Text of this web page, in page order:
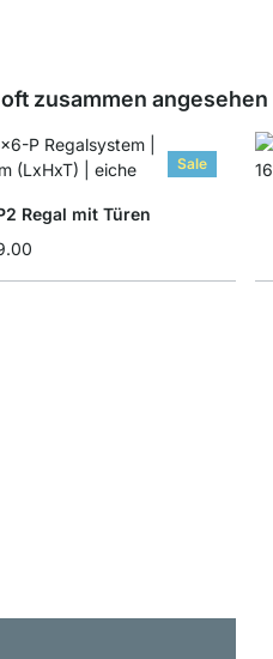
zusammen angesehen
Sale
Regal mit Türen